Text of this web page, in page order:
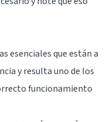
esenciales que están a
y resulta uno de los
funcionamiento